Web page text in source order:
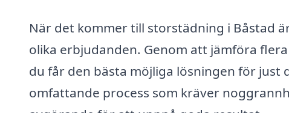
När det kommer till storstädning i Båstad
olika erbjudanden. Genom att jämföra
du får den bästa möjliga lösningen för
omfattande process som kräver